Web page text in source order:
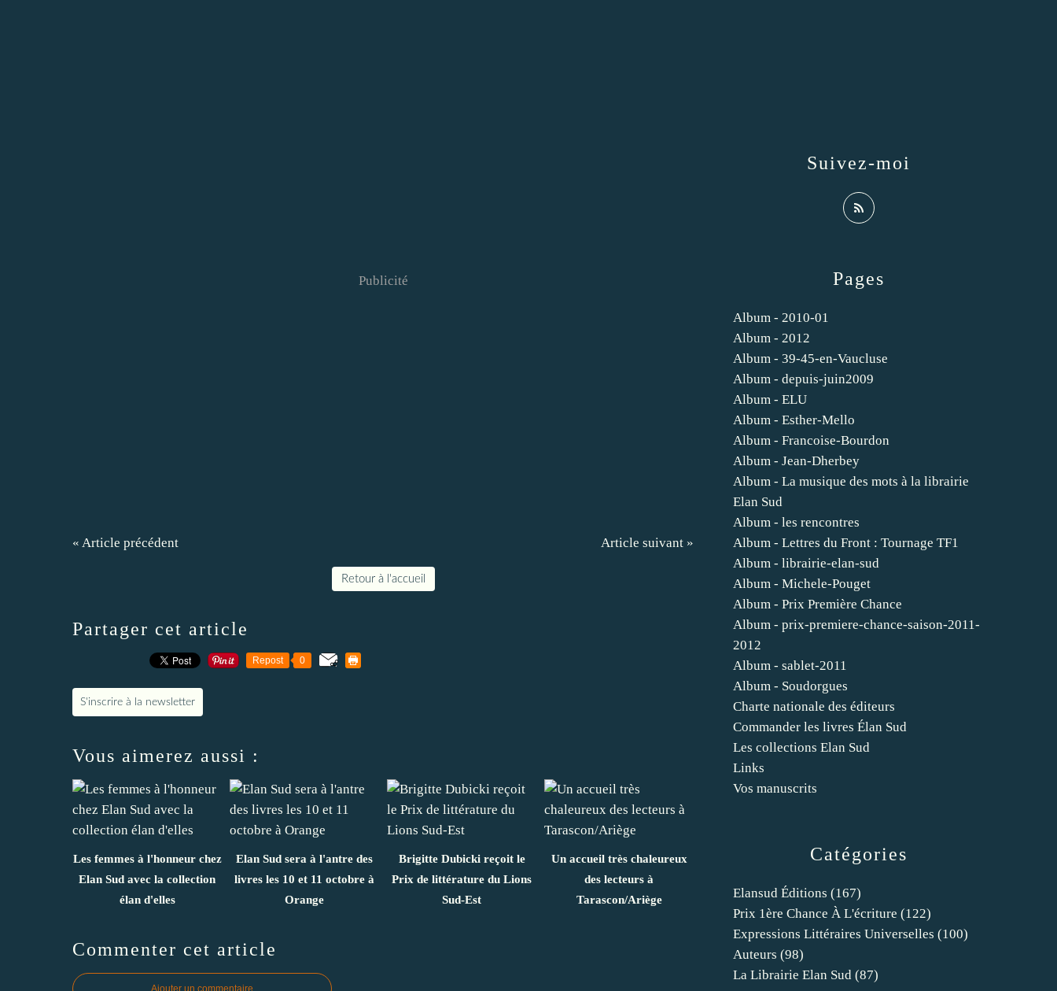
Publicité
« Article précédent Article suivant »
Retour à l'accueil
Partager cet article
Repost 0
S'inscrire à la newsletter
Vous aimerez aussi :
Les femmes à l'honneur chez
Elan Sud avec la collection
élan d'elles
Elan Sud sera à l'antre des
livres les 10 et 11 octobre à
Orange
Brigitte Dubicki reçoit le
Prix de littérature du Lions
Sud-Est
Un accueil très chaleureux
des lecteurs à
Tarascon/Ariège
Commenter cet article
Ajouter un commentaire
Catégories
Elansud Éditions (167)
Prix 1ère Chance À L'écriture (122)
Expressions Littéraires Universelles (100)
Auteurs (98)
La Librairie Elan Sud (87)
Pages
Album - 2010-01
Album - 2012
Album - 39-45-en-Vaucluse
Album - depuis-juin2009
Album - ELU
Album - Esther-Mello
Album - Francoise-Bourdon
Album - Jean-Dherbey
Album - La musique des mots à la librairie
Elan Sud
Album - les rencontres
Album - Lettres du Front : Tournage TF1
Album - librairie-elan-sud
Album - Michele-Pouget
Album - Prix Première Chance
Album - prix-premiere-chance-saison-2011-
2012
Album - sablet-2011
Album - Soudorgues
Charte nationale des éditeurs
Commander les livres Élan Sud
Les collections Elan Sud
Links
Vos manuscrits
Suivez-moi